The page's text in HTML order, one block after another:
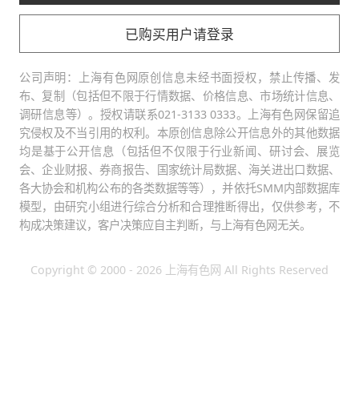
已购买用户请登录
公司声明：上海有色网原创信息未经书面授权，禁止传播、发
布、复制（包括但不限于行情数据、价格信息、市场统计信息、
调研信息等）。授权请联系021-3133 0333。上海有色网保留追
究侵权及不当引用的权利。本原创信息除公开信息外的其他数据
均是基于公开信息（包括但不仅限于行业新闻、研讨会、展览
会、企业财报、券商报告、国家统计局数据、海关进出口数据、
各大协会和机构公布的各类数据等等），并依托SMM内部数据库
模型，由研究小组进行综合分析和合理推断得出，仅供参考，不
构成决策建议，客户决策应自主判断，与上海有色网无关。
Copyright © 2000 - 2026 上海有色网 All Rights Reserved